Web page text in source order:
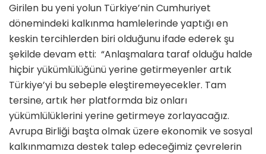
Girilen bu yeni yolun Türkiye’nin Cumhuriyet
dönemindeki kalkınma hamlelerinde yaptığı en
keskin tercihlerden biri olduğunu ifade ederek şu
şekilde devam etti: “Anlaşmalara taraf olduğu halde
hiçbir yükümlülüğünü yerine getirmeyenler artık
Türkiye’yi bu sebeple eleştiremeyecekler. Tam
tersine, artık her platformda biz onları
yükümlülüklerini yerine getirmeye zorlayacağız.
Avrupa Birliği başta olmak üzere ekonomik ve sosyal
kalkınmamıza destek talep edeceğimiz çevrelerin